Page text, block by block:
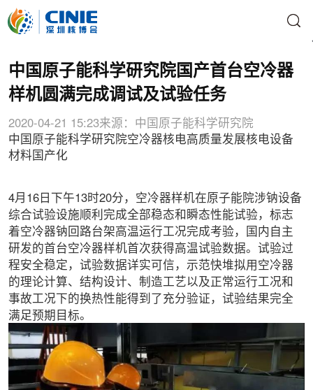
中国原子能科学研究院国产首台空冷器
样机圆满完成调试及试验任务
2020-04-21 15:23来源：中国原子能科学研究院
中国原子能科学研究院空冷器核电高质量发展核电设备
材料国产化
4月16日下午13时20分，空冷器样机在原子能院涉钠设备
综合试验设施顺利完成全部稳态和瞬态性能试验，标志
着空冷器钠回路台架高温运行工况完成考验，国内自主
研发的首台空冷器样机首次获得高温试验数据。试验过
程安全稳定，试验数据详实可信，示范快堆拟用空冷器
的理论计算、结构设计、制造工艺以及正常运行工况和
事故工况下的换热性能得到了充分验证，试验结果完全
满足预期目标。